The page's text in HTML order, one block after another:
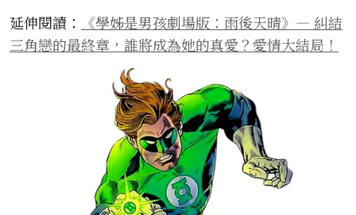
延伸閱讀：
《學姊是男孩劇場版：雨後天晴》— 糾結
三角戀的最終章，誰將成為她的真愛？愛情大結局！